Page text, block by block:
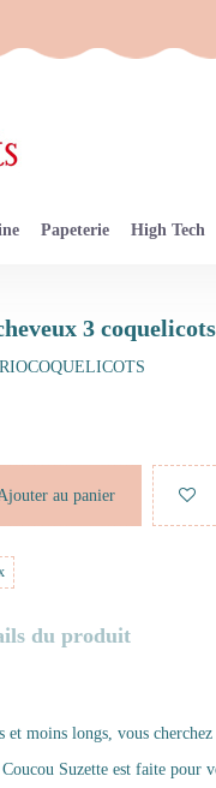
Papeterie High Tech
3
au panier
du produit
et moins longs, vous
Suzette est faite pour